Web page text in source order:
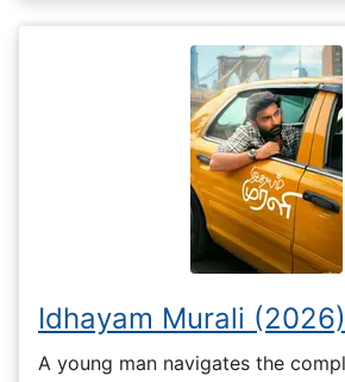
Idhayam Murali (2026)
A young man navigates the